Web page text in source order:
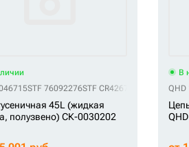
STF 76092276STF CR4267/45 STF
45L (жидкая
полузвено) СК-0030202
В
QHD
QHD